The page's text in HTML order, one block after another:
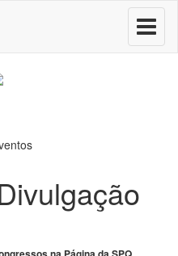
Toggle